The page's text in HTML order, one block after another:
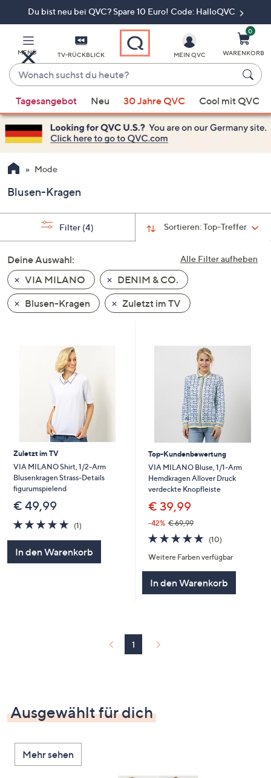
Du bist neu bei QVC? Spare 10 Euro! Code: HalloQVC
MENÜ TV-RÜCKBLICK
Wonach
suchst
du
heute?
Vorschläge
verfügbar
sind,
verwenden
Sie
Pfeiltasten
nach
und
nach
unten
oder
wischen
Sie
anzuzeigen.
MEIN QVC
0
WARENKORB
Tagesangebot Neu 30 Jahre QVC Cool mit QVC
Mode
Blusen-Kragen
Sortieren:Top-Treffer
Filter (4)
Alle Filter aufheben
Deine Auswahl:
VIA MILANO
DENIM & CO.
Blusen-Kragen
Zuletzt im TV
Zuletzt im TV
VIA MILANO Shirt, 1/2-Arm
Blusenkragen Strass-Details
figurumspielend
€ 49,99
5.0
von
(1)1
In den Warenkorb
Top-Kundenbewertung
VIA MILANO Bluse, 1/1-Arm
Hemdkragen Allover Druck
verdeckte Knopfleiste
€ 39,99
-42% € 69,99
4.7
von
5
(10)10
Weitere Farben verfügbar
In den Warenkorb
1
Ausgewählt für dich
Mehr sehen